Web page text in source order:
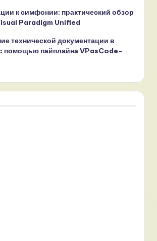
к симфонии: практический обзор
Paradigm Unified
технической документации в
помощью пайплайна VPasCode-